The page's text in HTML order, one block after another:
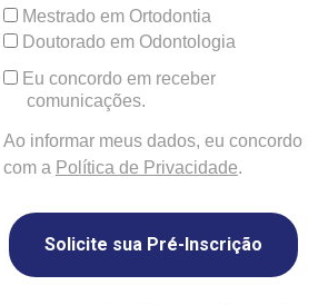
Mestrado em Ortodontia
Doutorado em Odontologia
Eu concordo em receber
comunicações.
Ao informar meus dados, eu concordo
com a Política de Privacidade.
Solicite sua Pré-Inscrição